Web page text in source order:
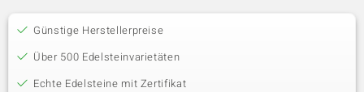
Günstige Herstellerpreise
Über 500 Edelsteinvarietäten
Echte Edelsteine mit Zertifikat